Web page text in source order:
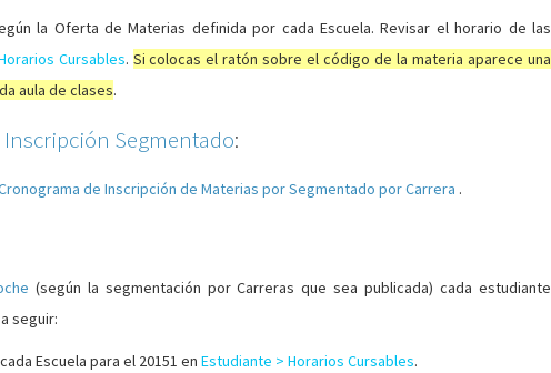
la Oferta de Materias definida por cada Escuela. Revisar el horario de las
Cursables. Si colocas el ratón sobre el código de la materia aparece una
aula de clases.
Segmentado:
de Inscripción de Materias por Segmentado por Carrera .
(según la segmentación por Carreras que sea publicada) cada estudiante
seguir:
Escuela para el 20151 en Estudiante > Horarios Cursables.